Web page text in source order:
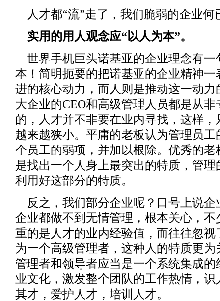
人才都“流”走了，我们脆弱的企业何
实用的用人观念应“以人为本”。
世界手机巨头诺基亚的企业理念有一
本！简明扼要的把诺基亚的企业精神
进的核心动力，而人则是推动这一动
大企业的CEO和高级管理人员都是从
的，人才并不非要在业内寻找，这样
越来越狭小。平庸的老板认为管理员
个员工的弱项，并加以根除。优秀的
是找出一个人身上最突出的特质，管
利用好这部分的特质。
反之，我们部分企业呢？口号上说企
企业都做不到无情管理，根本关心，
重的是人才的业内经验值，而往往忽
为一个高级管理者，这种人的特质更
管理者和领导者应当是一个系统集成
业文化 ，激发整个团队的工作热情，
其才，爱护人才，培训人才。